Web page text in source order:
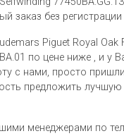
заказ без регистрации
Piguet Royal Oak
по цене ниже , и у
с нами, просто
предложить
менеджерами по